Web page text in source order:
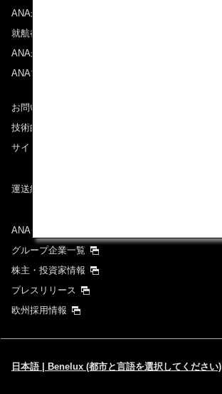
ANAからのお知らせ
就航都市
ANAがお約束する体験
ANAマイレージクラブ
お問い合わせ
技術的なお問い合わせ（推奨環境）
サイトマップ
運送約款
ANAグループについて
グループ企業一覧
株主・投資家情報
プレスリリース
欧州採用情報
日本語 | Benelux (都市と言語を選択してください)